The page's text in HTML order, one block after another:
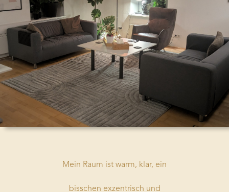
Mein Raum ist warm, klar, ein
bisschen exzentrisch und